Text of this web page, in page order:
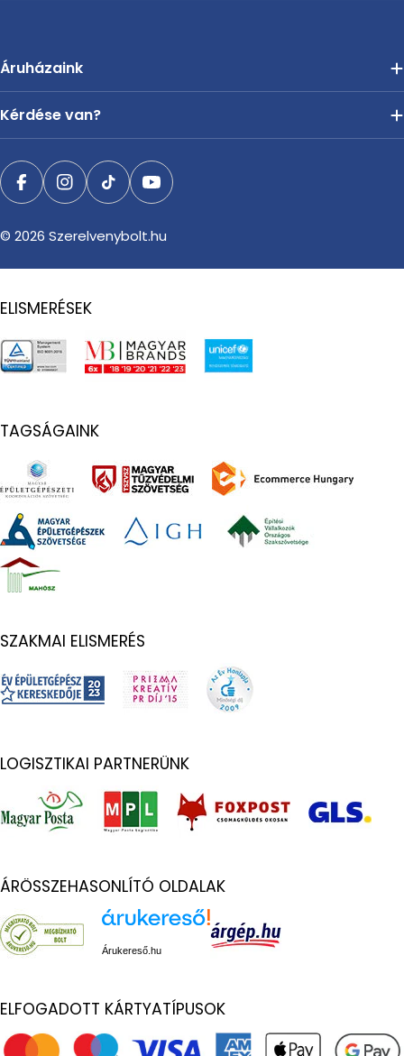
Áruházaink
Kérdése van?
FacebookInstagram
TikTokYouTube
© 2026 Szerelvenybolt.hu
ELISMERÉSEK
TAGSÁGAINK
SZAKMAI ELISMERÉS
LOGISZTIKAI PARTNERÜNK
ÁRÖSSZEHASONLÍTÓ OLDALAK
Árukereső.hu
ELFOGADOTT KÁRTYATÍPUSOK